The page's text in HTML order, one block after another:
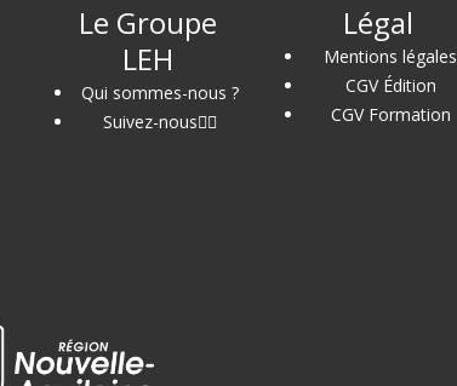
Le Groupe
LEH
Qui sommes-nous ?
Suivez-nous
Légal
Mentions légales
CGV Édition
CGV Formation